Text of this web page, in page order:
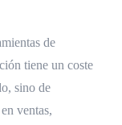
de
tiene un coste
sino de
ventas,